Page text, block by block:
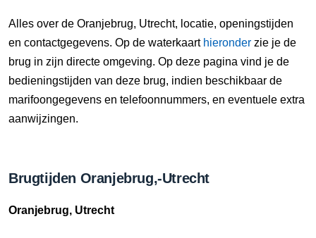
Alles over de Oranjebrug, Utrecht, locatie, openingstijden
en contactgegevens. Op de waterkaart hieronder zie je de
brug in zijn directe omgeving. Op deze pagina vind je de
bedieningstijden van deze brug, indien beschikbaar de
marifoongegevens en telefoonnummers, en eventuele extra
aanwijzingen.
Brugtijden Oranjebrug,-Utrecht
Oranjebrug, Utrecht